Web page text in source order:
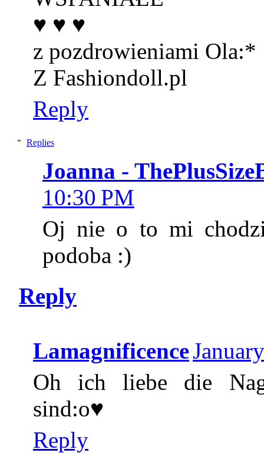
♥ ♥ ♥
z pozdrowieniami Ola:*
Z Fashiondoll.pl
Reply
Replies
Joanna -
10:30 PM
Oj nie o to mi
podoba :)
Reply
Lamagnificence
Oh ich liebe die
sind:o♥
Reply